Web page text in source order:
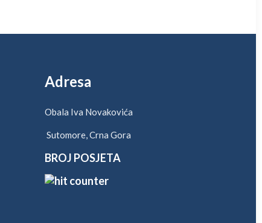
Adresa
Obala Iva Novakovića
Sutomore, Crna Gora
BROJ POSJETA